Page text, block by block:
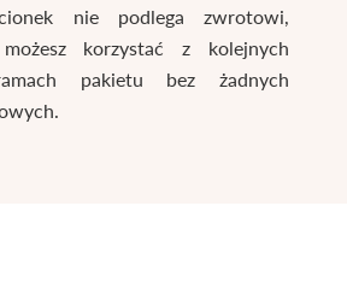
nie podlega zwrotowi,
korzystać z kolejnych
pakietu bez żadnych